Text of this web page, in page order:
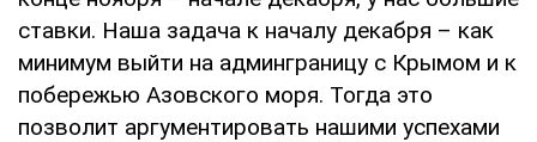
ставки. Наша задача к началу декабря – как
минимум выйти на админграницу с Крымом и к
побережью Азовского моря. Тогда это
позволит аргументировать нашими успехами